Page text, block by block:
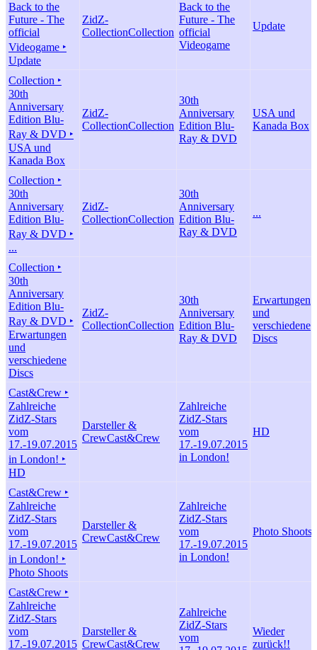
Back to the
Future - The
official
Videogame ‣
Update
ZidZ-
CollectionCollection
Back to the
Future - The
official
Videogame
Update
Collection ‣
30th
Anniversary
Edition Blu-
Ray & DVD ‣
USA und
Kanada Box
ZidZ-
CollectionCollection
30th
Anniversary
Edition Blu-
Ray & DVD
USA und
Kanada Box
Collection ‣
30th
Anniversary
Edition Blu-
Ray & DVD ‣
...
ZidZ-
CollectionCollection
30th
Anniversary
Edition Blu-
Ray & DVD
...
Collection ‣
30th
Anniversary
Edition Blu-
Ray & DVD ‣
Erwartungen
und
verschiedene
Discs
ZidZ-
CollectionCollection
30th
Anniversary
Edition Blu-
Ray & DVD
Erwartungen
und
verschiedene
Discs
Cast&Crew ‣
Zahlreiche
ZidZ-Stars
vom
17.-19.07.2015
in London! ‣
HD
Darsteller &
CrewCast&Crew
Zahlreiche
ZidZ-Stars
vom
17.-19.07.2015
in London!
HD
Cast&Crew ‣
Zahlreiche
ZidZ-Stars
vom
17.-19.07.2015
in London! ‣
Photo Shoots
Darsteller &
CrewCast&Crew
Zahlreiche
ZidZ-Stars
vom
17.-19.07.2015
in London!
Photo Shoots
Cast&Crew ‣
Zahlreiche
ZidZ-Stars
vom
17.-19.07.2015
Darsteller &
CrewCast&Crew
Zahlreiche
ZidZ-Stars
vom
Wieder
zurück!!